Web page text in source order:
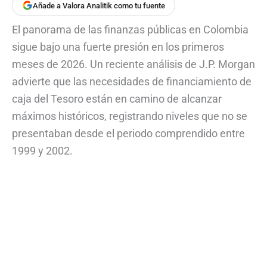
Añade a Valora Analitik como tu fuente
El panorama de las finanzas públicas en Colombia
sigue bajo una fuerte presión en los primeros
meses de 2026. Un reciente análisis de J.P. Morgan
advierte que las necesidades de financiamiento de
caja del Tesoro están en camino de alcanzar
máximos históricos, registrando niveles que no se
presentaban desde el periodo comprendido entre
1999 y 2002.